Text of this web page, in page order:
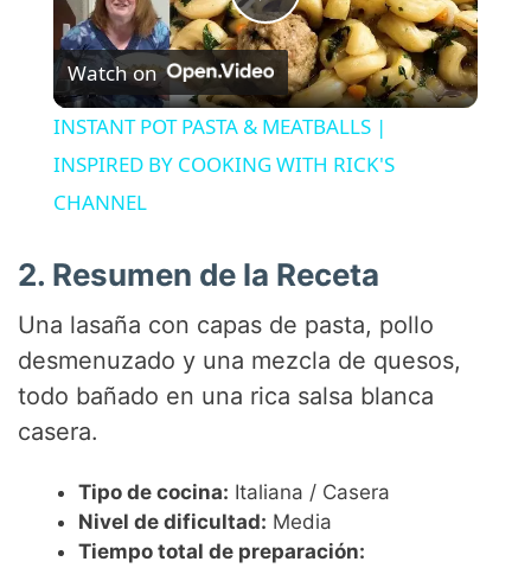
P
l
a
V
i
e
Watch on
INSTANT POT PASTA & MEATBALLS |
INSPIRED BY COOKING WITH RICK'S
CHANNEL
2. Resumen de la Receta
Una lasaña con capas de pasta, pollo
desmenuzado y una mezcla de quesos,
todo bañado en una rica salsa blanca
casera.
Tipo de cocina: Italiana / Casera
Nivel de dificultad: Media
Tiempo total de preparación: